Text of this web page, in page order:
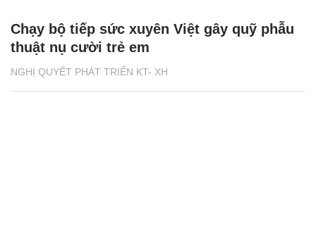
NGHỊ QUYẾT PHÁT TRIỂN KT- XH
Chạy bộ tiếp sức xuyên Việt gây quỹ phẫu
thuật nụ cười trẻ em